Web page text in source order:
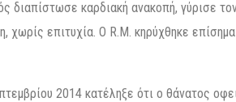
διαπίστωσε καρδιακή ανακοπή, γύρισε
χωρίς επιτυχία. Ο R.M. κηρύχθηκε
2014 κατέληξε ότι ο θάνατος